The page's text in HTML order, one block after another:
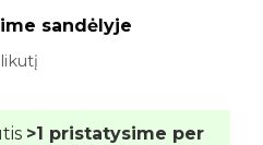
sandėlyje
>1 pristatysime per